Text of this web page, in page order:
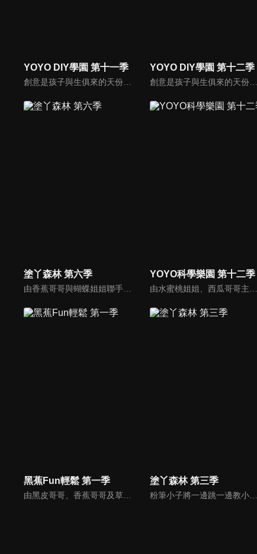
YOYO DIY學園 第十一季 YOYO DIY學園 第十二季
創意是孩子與生俱來的天份，本節目帶家長與小朋友一起做有趣又好玩的美勞作品，一同體會親子DIY的樂趣，共享歡樂親子時光，培養小朋友在各方面的均衡發展。
塗丫森林 第六季 YOYO科學樂園 第十二季
黑蕉Fun輕鬆 第一季
由黑皮哥哥、香蕉哥哥及草莓姐姐共同主持。帶著孩子與黑皮哥哥一同冒險旅行、一起來聽香蕉哥哥講故事、再到草莓姐姐的音樂教室裡，與草莓一起唱出好聲音。
塗丫森林 第三季
粉筆小子將一邊跳一邊教小朋友各種家禽；機器人教我們畫小雞；香蕉哥哥教大家用彈殼畫出不一樣的圖畫；三暉幼稚園的小朋友與大家一起用紙盤畫畫。